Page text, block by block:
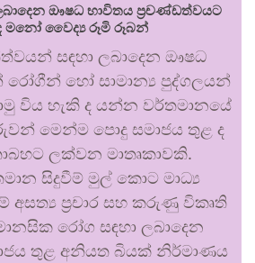
ඖෂධ භාවිතය ප්‍රචණ්ඩත්වයට
මනෝ වෛද්‍ය රූමි රූබන්
සඳහා ලබාදෙන ඖෂධ
රෝගීන් හෝ සාමාන්‍ය පුද්ගලයන්
විය හැකි ද යන්න වර්තමානයේ
මෙන්ම පොදු සමාජය තුළ ද
ලක්වන මාතෘකාවකි.
සිදුවීම් මුල් කොට මාධ්‍ය
අසත්‍ය ප්‍රචාර සහ කරුණු විකෘති
රෝග සඳහා ලබාදෙන
තුළ අනියත බියක් නිර්මාණය